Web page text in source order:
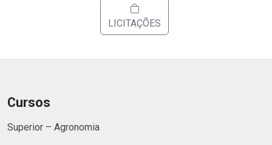
LICITAÇÕES
Cursos
Superior – Agronomia